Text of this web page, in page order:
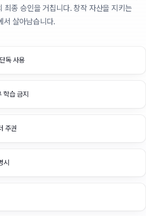
최종 승인을 거칩니다. 창작 자산을 지키는
서 살아남습니다.
독 사용
학습 금지
주권
시